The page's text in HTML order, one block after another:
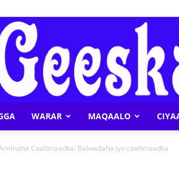
WARAR MAQAALO
Caafimaadka: Balwadaha iyo caafimaadka